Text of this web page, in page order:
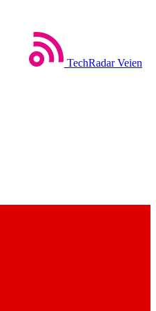
TechRadar Veien